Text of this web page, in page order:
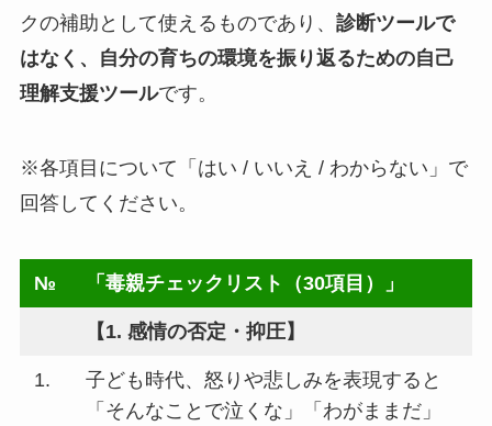
クの補助として使えるものであり、 診断ツールで
はなく、自分の育ちの環境を振り返るための自己
理解支援ツールです。
※各項目について「はい / いいえ / わからない」で
回答してください。
№ 「毒親チェックリスト（30項目）」
【1. 感情の否定・抑圧】
1.
子ども時代、怒りや悲しみを表現すると
「そんなことで泣くな」「わがままだ」